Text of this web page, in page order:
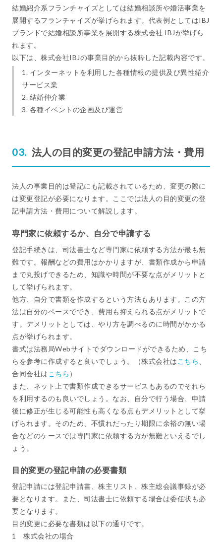
結婚紹介系フランチャイズとしては結婚相談所や婚活事業を
展開するフランチャイズが挙げられます。代表例としてはIBJ
ブランドで結婚相談所事業を展開する株式会社 IBJが挙げら
れます。
以下は、株式会社IBJの事業目的から抜粋した記載内容です。
1. インターネットを利用した各種情報の提供及び異性紹介
サービス業
2. 結婚仲介業
3. 各種イベントの企画及び運営
法人の目的変更の登記申請方法・費用
法人の事業目的は登記にも記載されているため、変更の際に
は変更登記が必要になります。ここでは法人の目的変更の登
記申請方法・費用について解説します。
専門家に依頼するか、自分で申請する
登記手続きは、司法書士など専門家に依頼する方法が最も無
難です。報酬などの費用はかかりますが、書類作成から申請
まで丸投げできるため、知識や時間が不要な点がメリットと
して挙げられます。
他方、自分で書類を作成するという方法もあります。この方
法は自分のペースででき、費用も抑えられる点がメリットで
す。デメリットとしては、やり方を調べるのに時間がかかる
点が挙げられます。
書式は法務局Webサイトでダウンロードができるため、こち
らを参考に作成すると良いでしょう。（株式会社は こちら
合同会社は こちら ）
また、ネット上で書類作成できるサービスもあるのでそれら
を利用するのも良いでしょう。なお、自分で行う場合、申請
後に修正が生じる可能性も高くなる点もデメリットとして挙
げられます。そのため、不慣れだったり期限に余裕の無い場
合などのケースでは専門家に依頼する方が無難といえるでし
ょう。
目的変更の登記申請の必要書類
登記申請には登記申請書、株主リスト、株主総会議事録が必
要となります。また、司法書士に依頼する場合は委任状も必
要となります。
目的変更に必要な書類は以下の通りです。
1 株式会社の場合